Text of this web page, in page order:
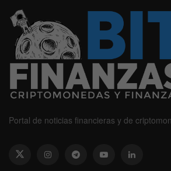
Portal de noticias financieras y de